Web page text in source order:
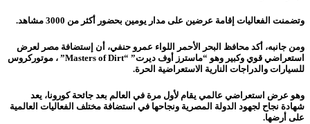
وتضمنت الفعاليات إقامة عرضين على مدار يومين بحضور أكثر من 3000 مشاهد.
ومن جانبه، أكد محافظ البحر الأحمر اللواء عمرو حنفي، أن إستضافة مصر لعرض
استعراضي قوي وكبير وهو “ماسترز أوف ديرت” “Masters of Dirt” ، موتوركروس
للسيارات والدراجات النارية الاستعراضية الحرة.
وهو عرض استعراضي عالمي يقام لأول مرة في العالم بعد جائحة كورونا، يعد
شهادة نجاح لجهود الدولة المصرية ونجاحها في استضافة مختلف الفعاليات العالمية
على أرضها.